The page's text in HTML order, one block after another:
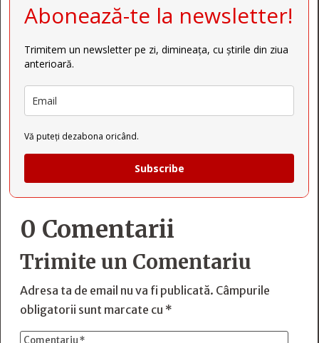
Abonează-te la newsletter!
Trimitem un newsletter pe zi, dimineața, cu știrile din ziua
anterioară.
Vă puteți dezabona oricând.
Subscribe
0 Comentarii
Trimite un Comentariu
Adresa ta de email nu va fi publicată. Câmpurile
obligatorii sunt marcate cu *